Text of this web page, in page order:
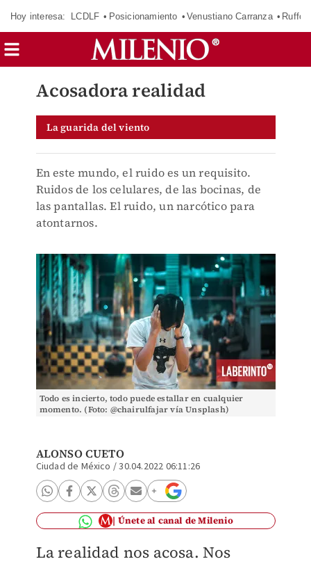
Hoy interesa: LCDLF Posicionamiento Venustiano Carranza Ruffo
Acosadora realidad
La guarida del viento
En este mundo, el ruido es un requisito.
Ruidos de los celulares, de las bocinas, de
las pantallas. El ruido, un narcótico para
atontarnos.
Todo es incierto, todo puede estallar en cualquier
momento. (Foto: @chairulfajar vía Unsplash)
ALONSO CUETO
Ciudad de México /30.04.2022 06:11:26
Únete al canal de Milenio
La realidad nos acosa. Nos